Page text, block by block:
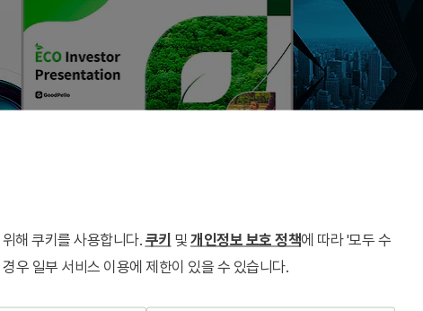
해 쿠키를 사용합니다. 쿠키 및 개인정보 보호 정책에 따라 '모두 수
우 일부 서비스 이용에 제한이 있을 수 있습니다.